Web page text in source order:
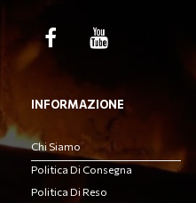
INFORMAZIONE
Chi Siamo
Politica Di Consegna
Politica Di Reso